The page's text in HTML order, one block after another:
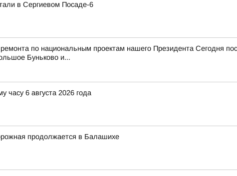
в Сергиевом Посаде-6
по национальным проектам нашего Президента Сегодня
Буньково и...
часу 6 августа 2026 года
продолжается в Балашихе